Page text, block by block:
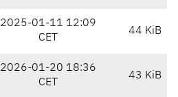
2025-01-11 12:09
CET
44 KiB
2026-01-20 18:36
CET
43 KiB